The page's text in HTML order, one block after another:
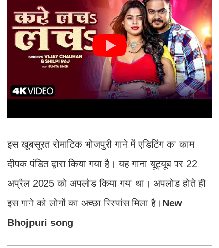
इस खूबसूरत रोमांटिक भोजपुरी गाने में एडिटिंग का काम
दीपक पंडित द्वारा किया गया है। यह गाना यूट्यूब पर 22
अप्रैल 2025 को अपलोड किया गया था। अपलोड होते ही
इस गाने को लोगों का अच्छा रिस्पांस मिला है। New
Bhojpuri song